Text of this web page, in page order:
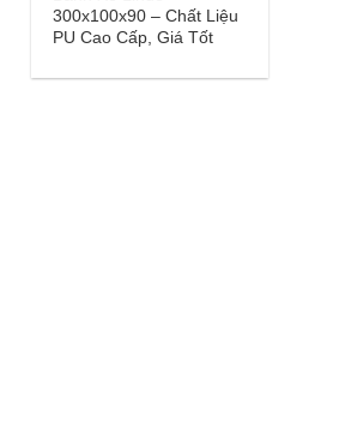
300x100x90 – Chất Liệu
PU Cao Cấp, Giá Tốt